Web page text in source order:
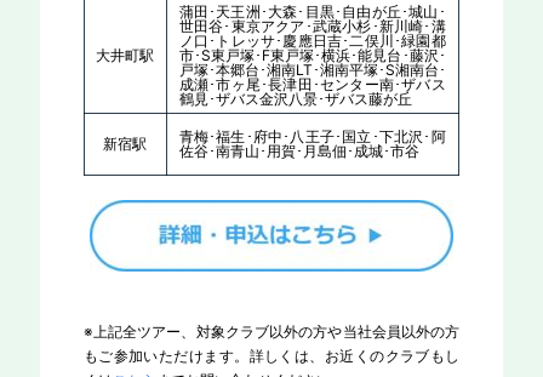
大井町駅
蒲田･天王洲･大森･目黒･自由が丘･城山･
世田谷･東京アクア･武蔵小杉･新川崎･溝
ノ口･トレッサ･慶應日吉･二俣川･緑園都
市･S東戸塚･F東戸塚･横浜･能見台･藤沢･
戸塚･本郷台･湘南LT･湘南平塚･S湘南台･
成瀬･市ヶ尾･長津田･センター南･ザバス
鶴見･ザバス金沢八景･ザバス藤が丘
新宿駅
青梅･福生･府中･八王子･国立･下北沢･阿
佐谷･南青山･用賀･月島佃･成城･市谷
※上記全ツアー、対象クラブ以外の方や当社会員以外の方
もご参加いただけます。詳しくは、お近くのクラブもし